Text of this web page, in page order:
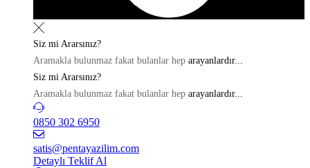
Siz mi Ararsınız?
Aramakla bulunmaz fakat bulanlar hep arayanlardır...
Siz mi Ararsınız?
Aramakla bulunmaz fakat bulanlar hep arayanlardır...
0850 302 6950
satis@pentayazilim.com
Detaylı Teklif Al